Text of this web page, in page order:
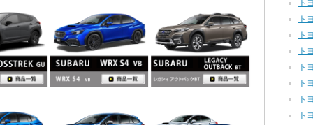
ト
ト
ト
ト
ト
ト
ト
ト